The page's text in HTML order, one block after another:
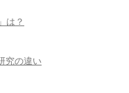
は？
究の違い